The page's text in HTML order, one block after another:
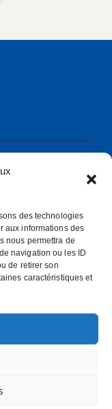
des technologies
aux informations des
nous permettra de
navigation ou les ID
de retirer son
caractéristiques et
PLAGE
PLAGE